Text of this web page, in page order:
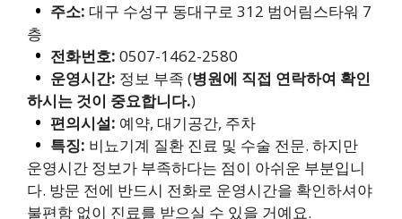
주소: 대구 수성구 동대구로 312 범어림스타워 7
층
전화번호: 0507-1462-2580
운영시간: 정보 부족 (병원에 직접 연락하여 확인
하시는 것이 중요합니다.)
편의시설: 예약, 대기공간, 주차
특징: 비뇨기계 질환 진료 및 수술 전문. 하지만
운영시간 정보가 부족하다는 점이 아쉬운 부분입니
다. 방문 전에 반드시 전화로 운영시간을 확인하셔야
불편함 없이 진료를 받으실 수 있을 거예요.